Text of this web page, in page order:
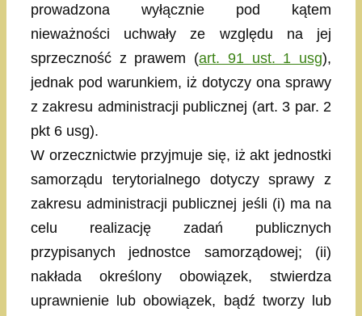
prowadzona wyłącznie pod kątem
nieważności uchwały ze względu na jej
sprzeczność z prawem (art. 91 ust. 1 usg),
jednak pod warunkiem, iż dotyczy ona sprawy
z zakresu administracji publicznej (art. 3 par. 2
pkt 6 usg).
W orzecznictwie przyjmuje się, iż akt jednostki
samorządu terytorialnego dotyczy sprawy z
zakresu administracji publicznej jeśli (i) ma na
celu realizację zadań publicznych
przypisanych jednostce samorządowej; (ii)
nakłada określony obowiązek, stwierdza
uprawnienie lub obowiązek, bądź tworzy lub